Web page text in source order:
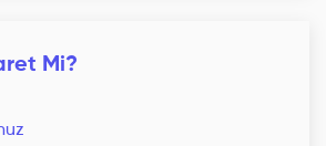
Mi?